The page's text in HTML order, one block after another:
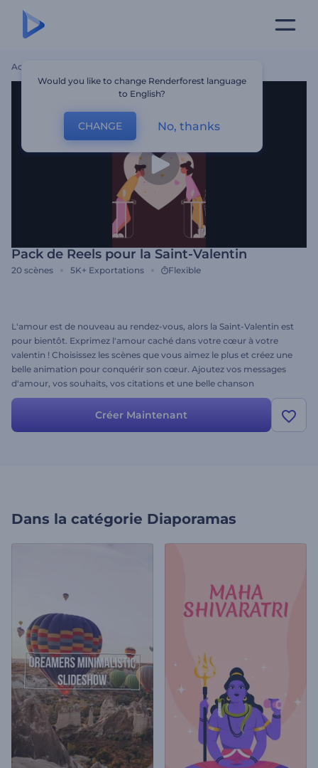
Accueil
Pack de Reels pour la Saint-Valentin
20 scènes 5K+ Exportations Flexible
L'amour est de nouveau au rendez-vous, alors la Saint-Valentin est
pour bientôt. Exprimez l'amour caché dans votre cœur à votre
valentin ! Choisissez les scènes que vous aimez le plus et créez une
belle animation pour conquérir son cœur. Ajoutez vos messages
d'amour, vos souhaits, vos citations et une belle chanson
romantique comme touche finale. Créez des souvenirs et offrez à
l'être aimé un jour inoubliable !Créer Maintenant
Dans la catégorie Diaporamas
Would you like to change Renderforest language
to English?
CHANGE No, thanks